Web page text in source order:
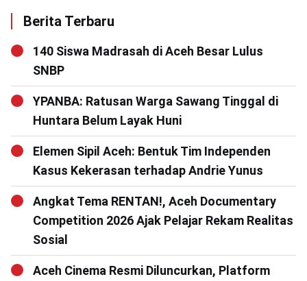
Berita Terbaru
140 Siswa Madrasah di Aceh Besar Lulus
SNBP
YPANBA: Ratusan Warga Sawang Tinggal di
Huntara Belum Layak Huni
Elemen Sipil Aceh: Bentuk Tim Independen
Kasus Kekerasan terhadap Andrie Yunus
Angkat Tema RENTAN!, Aceh Documentary
Competition 2026 Ajak Pelajar Rekam Realitas
Sosial
Aceh Cinema Resmi Diluncurkan, Platform